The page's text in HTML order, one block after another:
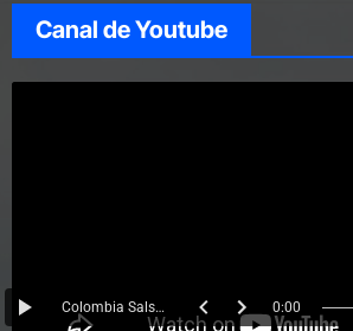
Colombia Salsa Dura 0:00
Canal de Youtube